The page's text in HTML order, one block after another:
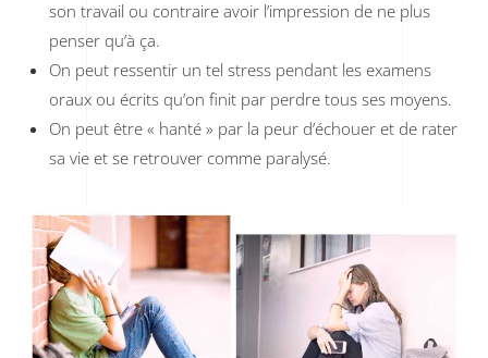
son travail ou contraire avoir l’impression de ne plus
penser qu’à ça.
On peut ressentir un tel stress pendant les examens
oraux ou écrits qu’on finit par perdre tous ses moyens.
On peut être « hanté » par la peur d’échouer et de rater
sa vie et se retrouver comme paralysé.